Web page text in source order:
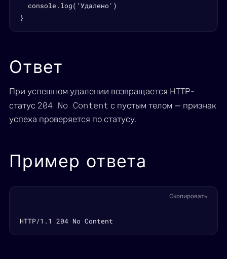
  console.log('Удалено')
}
Ответ
При успешном удалении возвращается HTTP-
статус 204 No Content с пустым телом — признак
успеха проверяется по статусу.
Пример ответа
Скопировать
HTTP/1.1 204 No Content